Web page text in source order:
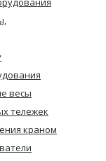
весы
тележек
краном